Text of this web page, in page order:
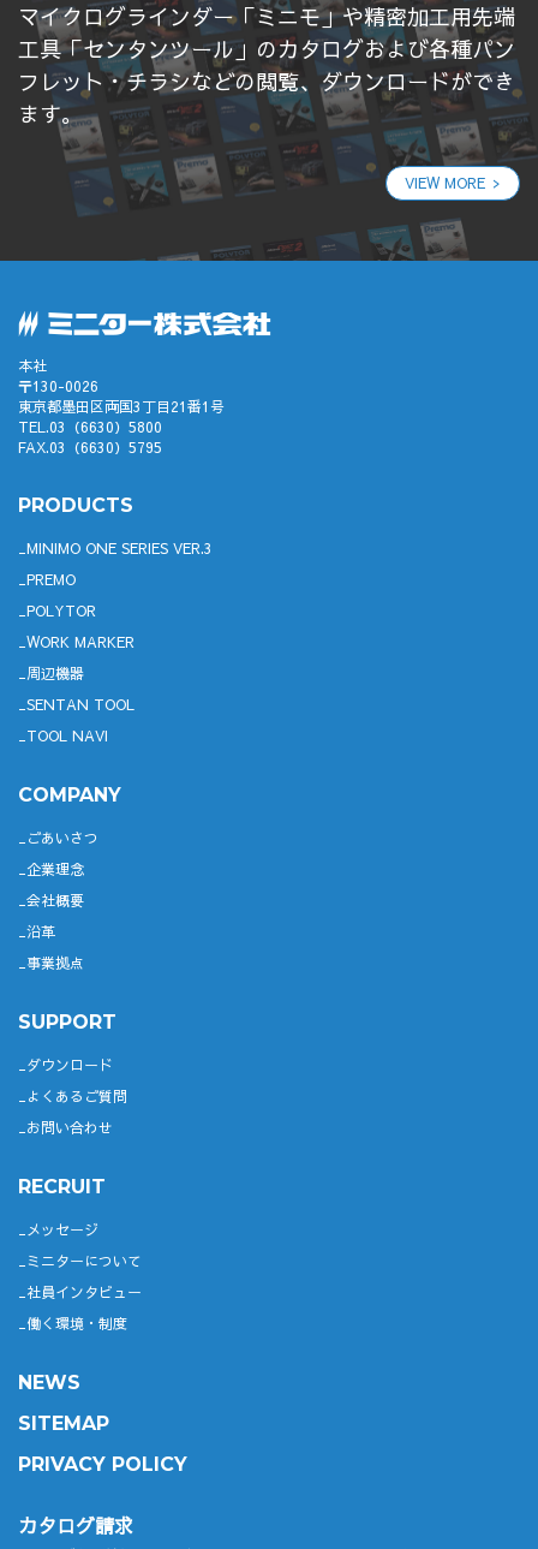
マイクログラインダー「ミニモ」や精密加工用先端
工具「センタンツール」のカタログおよび各種パン
フレット・チラシなどの閲覧、ダウンロードができ
ます。
VIEW MORE
本社
〒130-0026
東京都墨田区両国3丁目21番1号
TEL.03（6630）5800
FAX.03（6630）5795
PRODUCTS
MINIMO ONE SERIES VER.3
PREMO
POLYTOR
WORK MARKER
周辺機器
SENTAN TOOL
TOOL NAVI
COMPANY
ごあいさつ
企業理念
会社概要
沿革
事業拠点
SUPPORT
ダウンロード
よくあるご質問
お問い合わせ
RECRUIT
メッセージ
ミニターについて
社員インタビュー
働く環境・制度
NEWS
SITEMAP
PRIVACY POLICY
カタログ請求